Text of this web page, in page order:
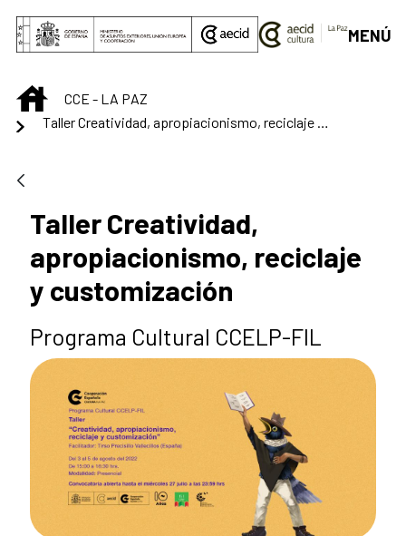
Saltar al contenido principal
MENÚ
INICIOCCE - LA PAZ
Taller Creatividad, apropiacionismo, reciclaje y customización
Taller Creatividad,
apropiacionismo, reciclaje
y customización
Programa Cultural CCELP-FIL